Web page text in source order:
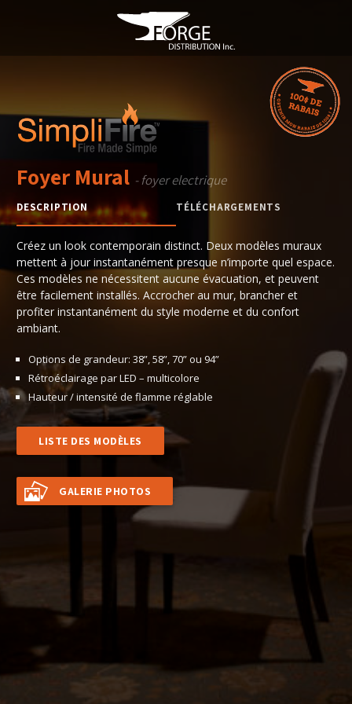
Foyer Mural - foyer electrique
DESCRIPTION TÉLÉCHARGEMENTS
Créez un look contemporain distinct. Deux modèles muraux
mettent à jour instantanément presque n’importe quel espace.
Ces modèles ne nécessitent aucune évacuation, et peuvent
être facilement installés. Accrocher au mur, brancher et
profiter instantanément du style moderne et du confort
ambiant.
Options de grandeur: 38”, 58”, 70” ou 94”
Rétroéclairage par LED – multicolore
Hauteur / intensité de flamme réglable
LISTE DES MODÈLES
GALERIE PHOTOS